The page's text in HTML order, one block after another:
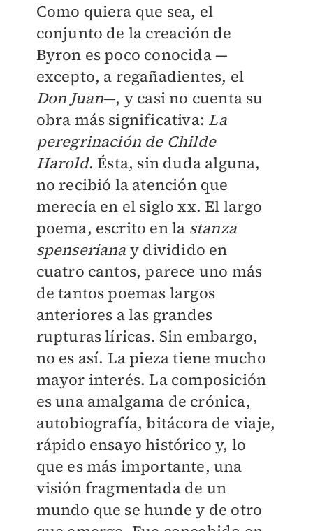
Como quiera que sea, el
conjunto de la creación de
Byron es poco conocida —
excepto, a regañadientes, el
Don Juan—, y casi no cuenta su
obra más significativa: La
peregrinación de Childe
Harold. Ésta, sin duda alguna,
no recibió la atención que
merecía en el siglo xx. El largo
poema, escrito en la stanza
spenseriana y dividido en
cuatro cantos, parece uno más
de tantos poemas largos
anteriores a las grandes
rupturas líricas. Sin embargo,
no es así. La pieza tiene mucho
mayor interés. La composición
es una amalgama de crónica,
autobiografía, bitácora de viaje,
rápido ensayo histórico y, lo
que es más importante, una
visión fragmentada de un
mundo que se hunde y de otro